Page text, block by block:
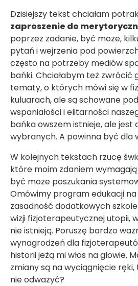
Dzisiejszy tekst chciałam
zaproszenie do
poprzez zadanie, być może,
pytań i wejrzenia pod
często na potrzeby mediów
bańki. Chciałabym też zwrócić
tematy, o których mówi się w
kuluarach, ale są schowane
wspaniałości i elitarności
bańka owszem istnieje, ale
wybranych. A powinna być dla
W kolejnych tekstach rzucę
które moim zdaniem wymagają
być może poszukania
Omówimy program edukacji
zasadność dodatkowych
wizji fizjoterapeutycznej utopii,
nie istnieją. Poruszę bardzo
wynagrodzeń dla
historii jeżą mi włos na głowie.
zmiany są na wyciągnięcie
nie odważyć?